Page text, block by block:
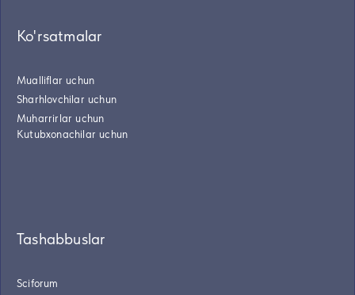
Ko'rsatmalar
Mualliflar uchun
Sharhlovchilar uchun
Muharrirlar uchun
Kutubxonachilar uchun
Tashabbuslar
Sciforum